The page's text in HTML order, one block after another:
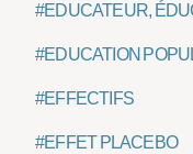
#EDUCATEUR,
#EDUCATION
#EFFECTIFS
#EFFET PLACEBO